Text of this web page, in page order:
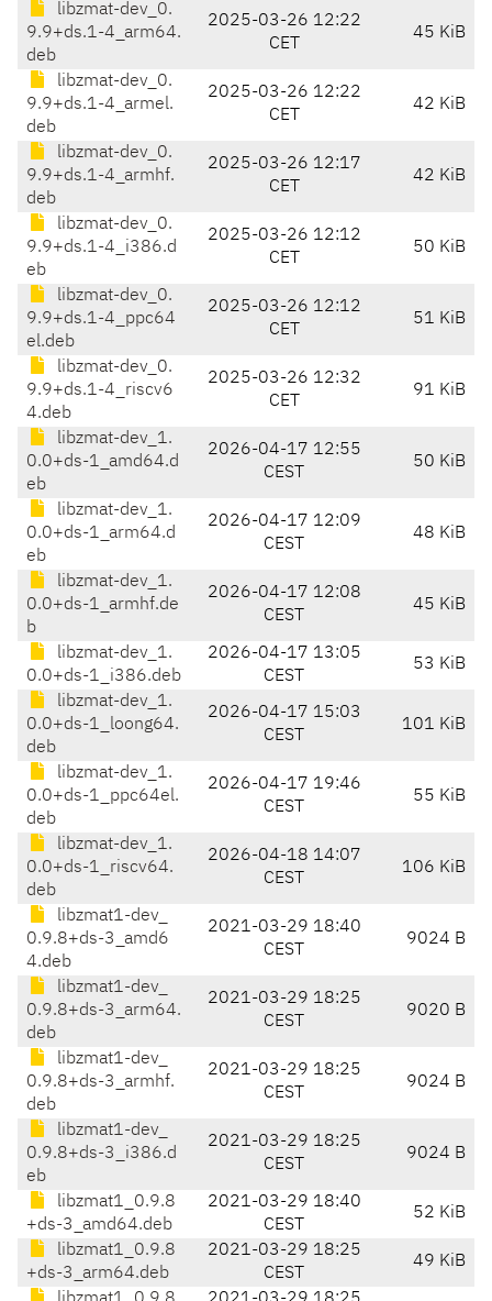
libzmat-dev_0.
9.9+ds.1-4_arm64.
deb
2025-03-26 12:22
CET
45 KiB
libzmat-dev_0.
9.9+ds.1-4_armel.
deb
2025-03-26 12:22
CET
42 KiB
libzmat-dev_0.
9.9+ds.1-4_armhf.
deb
2025-03-26 12:17
CET
42 KiB
libzmat-dev_0.
9.9+ds.1-4_i386.d
eb
2025-03-26 12:12
CET
50 KiB
libzmat-dev_0.
9.9+ds.1-4_ppc64
el.deb
2025-03-26 12:12
CET
51 KiB
libzmat-dev_0.
9.9+ds.1-4_riscv6
4.deb
2025-03-26 12:32
CET
91 KiB
libzmat-dev_1.
0.0+ds-1_amd64.d
eb
2026-04-17 12:55
CEST
50 KiB
libzmat-dev_1.
0.0+ds-1_arm64.d
eb
2026-04-17 12:09
CEST
48 KiB
libzmat-dev_1.
0.0+ds-1_armhf.de
b
2026-04-17 12:08
CEST
45 KiB
libzmat-dev_1.
0.0+ds-1_i386.deb
2026-04-17 13:05
CEST
53 KiB
libzmat-dev_1.
0.0+ds-1_loong64.
deb
2026-04-17 15:03
CEST
101 KiB
libzmat-dev_1.
0.0+ds-1_ppc64el.
deb
2026-04-17 19:46
CEST
55 KiB
libzmat-dev_1.
0.0+ds-1_riscv64.
deb
2026-04-18 14:07
CEST
106 KiB
libzmat1-dev_
0.9.8+ds-3_amd6
4.deb
2021-03-29 18:40
CEST
9024 B
libzmat1-dev_
0.9.8+ds-3_arm64.
deb
2021-03-29 18:25
CEST
9020 B
libzmat1-dev_
0.9.8+ds-3_armhf.
deb
2021-03-29 18:25
CEST
9024 B
libzmat1-dev_
0.9.8+ds-3_i386.d
eb
2021-03-29 18:25
CEST
9024 B
libzmat1_0.9.8
+ds-3_amd64.deb
2021-03-29 18:40
CEST
52 KiB
libzmat1_0.9.8
+ds-3_arm64.deb
2021-03-29 18:25
CEST
49 KiB